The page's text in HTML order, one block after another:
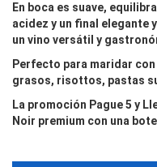
En boca es suave,
acidez y un final elegante
un vino versátil y
Perfecto para maridar con
grasos, risottos, pastas
La promoción Pague 5 y
Noir premium con una